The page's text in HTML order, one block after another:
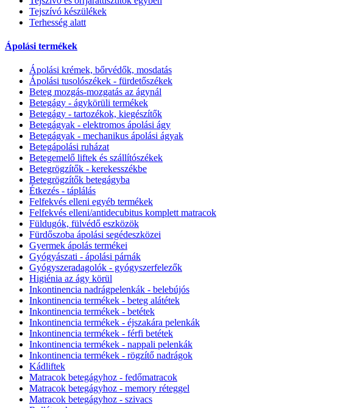
Tejszívó készülékek
Terhesség alatt
Ápolási termékek
Ápolási krémek, bőrvédők, mosdatás
Ápolási tusolószékek - fürdetőszékek
Beteg mozgás-mozgatás az ágynál
Betegágy - ágykörüli termékek
Betegágy - tartozékok, kiegészítők
Betegágyak - elektromos ápolási ágy
Betegágyak - mechanikus ápolási ágyak
Betegápolási ruházat
Betegemelő liftek és szállítószékek
Betegrögzítők - kerekesszékbe
Betegrögzítők betegágyba
Étkezés - táplálás
Felfekvés elleni egyéb termékek
Felfekvés elleni/antidecubitus komplett matracok
Füldugók, fülvédő eszközök
Fürdőszoba ápolási segédeszközei
Gyermek ápolás termékei
Gyógyászati - ápolási párnák
Gyógyszeradagolók - gyógyszerfelezők
Higiénia az ágy körül
Inkontinencia nadrágpelenkák - belebújós
Inkontinencia termékek - beteg alátétek
Inkontinencia termékek - betétek
Inkontinencia termékek - éjszakára pelenkák
Inkontinencia termékek - férfi betétek
Inkontinencia termékek - nappali pelenkák
Inkontinencia termékek - rögzítő nadrágok
Kádliftek
Matracok betegágyhoz - fedőmatracok
Matracok betegágyhoz - memory réteggel
Matracok betegágyhoz - szivacs